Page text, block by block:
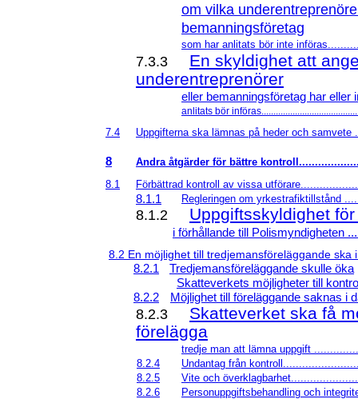
om vilka
bemanningsföretag
som har anlitats bör inte
7.3.3
En skyldighet att
underentreprenörer
eller bemanningsföretag har eller
anlitats bör
7.4 Uppgifterna ska lämnas på heder och
8
Andra åtgärder för bättre
8.1
Förbättrad kontroll av vissa
8.1.1 Regleringen om yrkestrafiktillstånd
8.1.2 Uppgiftsskyldighet
i förhållande till Polismyndigheten
8.2 En möjlighet till tredjemansföreläggande ska
8.2.1
Tredjemansföreläggande skulle öka
Skatteverkets möjligheter till
8.2.2
Möjlighet till föreläggande saknas i
8.2.3
Skatteverket ska få
förelägga
tredje man att lämna uppgift
8.2.4
Undantag från
8.2.5
Vite och
8.2.6
Personuppgiftsbehandling och